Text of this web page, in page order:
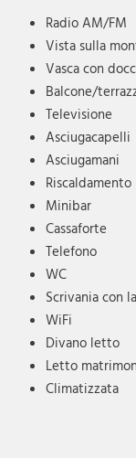
Radio AM/FM
Vista sulla
Vasca con
Balcone/
Televisione
Asciugacapelli
Asciugamani
Riscaldamento
Minibar
Cassaforte
Telefono
WC
Scrivania con
WiFi
Divano letto
Letto
Climatizzata